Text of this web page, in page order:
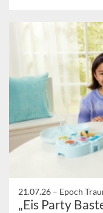
21.07.26 – Epoch
„Eis Party